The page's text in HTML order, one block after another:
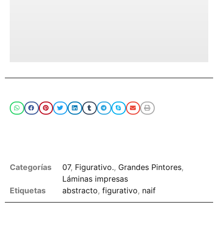
Categorías 07, Figurativo., Grandes Pintores,
Láminas impresas
Etiquetas
abstracto, figurativo, naif